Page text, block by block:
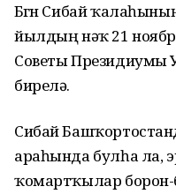
Бөгөн Сибай
йылдың нәҡ 21
Советы Президиумы
бирелә.
Сибай
араһында булһа ла,
ҡомартҡылар